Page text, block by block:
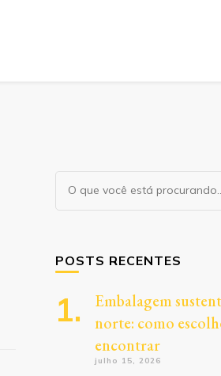
Procurando
algo?
POSTS RECENTES
Embalagem
norte: como
encontrar
julho 15, 2026